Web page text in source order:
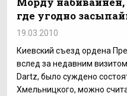
где угодно
19.03.2010
Киевский съезд ордена
вслед за недавним
Dartz, было суждено
Хмельницкого, можно